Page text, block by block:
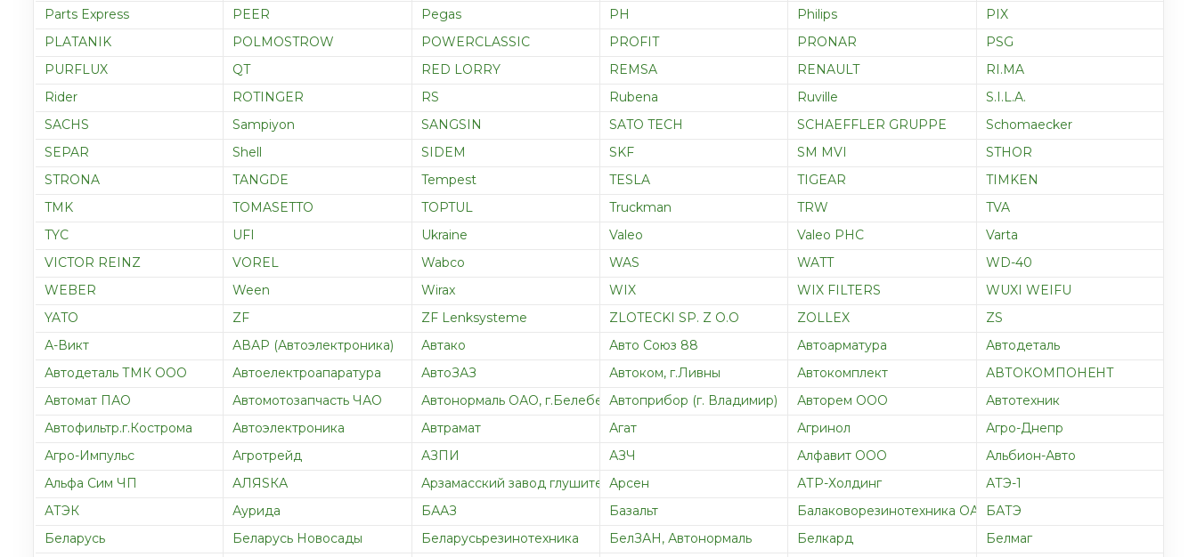
Parts Express
PEER Pegas PH Philips
PIX
PLATANIK
POLMOSTROW POWERCLASSIC PROFIT PRONAR
PSG
PURFLUX
QT RED LORRY REMSA RENAULT
RI.MA
Rider
ROTINGER RS Rubena Ruville
S.I.L.A.
SACHS
Sampiyon SANGSIN SATO TECH SCHAEFFLER GRUPPE
Schomaecker
SEPAR
Shell SIDEM SKF SM MVI
STHOR
STRONA
TANGDE Tempest TESLA TIGEAR
TIMKEN
TMK
TOMASETTO TOPTUL Truckman TRW
TVA
TYC
UFI Ukraine Valeo Valeo PHC
Varta
VICTOR REINZ
VOREL Wabco WAS WATT
WD-40
WEBER
Ween Wirax WIX WIX FILTERS
WUXI WEIFU
YATO
ZF ZF Lenksysteme ZLOTECKI SP. Z O.O ZOLLEX
ZS
А-Викт
АВАР (Автоэлектроника) Автако Авто Союз 88 Автоарматура
Автодеталь
Автодеталь ТМК ООО
Автоелектроапаратура АвтоЗАЗ Автоком, г.Ливны Автокомплект
АВТОКОМПОНЕНТ
Автомат ПАО
Автомотозапчасть ЧАО Автонормаль ОАО, г.БелебейАвтоприбор (г. Владимир) Авторем ООО
Автотехник
Автофильтр.г.Кострома
Автоэлектроника Автрамат Агат Агринол
Агро-Днепр
Агро-Импульс
Агротрейд АЗПИ АЗЧ Алфавит ООО
Альбион-Авто
Альфа Сим ЧП
АЛЯSКА Арзамасский завод глушителейАрсен АТР-Холдинг
АТЭ-1
АТЭК
Аурида БААЗ Базальт Балаковорезинотехника ОАОБАТЭ
Беларусь
Беларусь Новосады Беларусьрезинотехника БелЗАН, Автонормаль Белкард
Белмаг